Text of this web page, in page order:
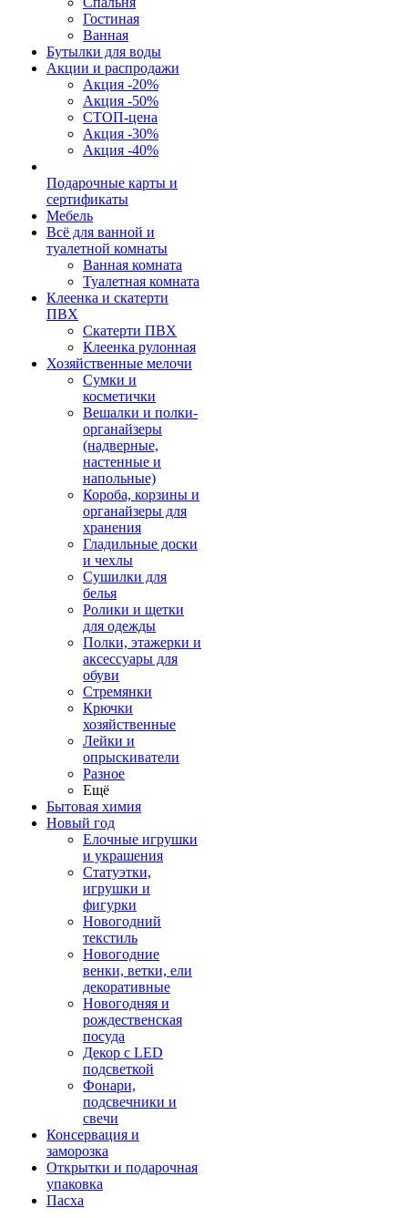
Гостиная
Ванная
Бутылки для воды
Акции и распродажи
Акция -20%
Акция -50%
СТОП-цена
Акция -30%
Акция -40%
Подарочные карты и
сертификаты
Мебель
Всё для ванной и
туалетной комнаты
Ванная комната
Туалетная комната
Клеенка и скатерти
ПВХ
Скатерти ПВХ
Клеенка рулонная
Хозяйственные мелочи
Сумки и
косметички
Вешалки и полки-
органайзеры
(надверные,
настенные и
напольные)
Короба, корзины и
органайзеры для
хранения
Гладильные доски
и чехлы
Сушилки для
белья
Ролики и щетки
для одежды
Полки, этажерки и
аксессуары для
обуви
Стремянки
Крючки
хозяйственные
Лейки и
опрыскиватели
Разное
Ещё
Бытовая химия
Новый год
Елочные игрушки
и украшения
Статуэтки,
игрушки и
фигурки
Новогодний
текстиль
Новогодние
венки, ветки, ели
декоративные
Новогодняя и
рождественская
посуда
Декор с LED
подсветкой
Фонари,
подсвечники и
свечи
Консервация и
заморозка
Открытки и подарочная
упаковка
Пасха